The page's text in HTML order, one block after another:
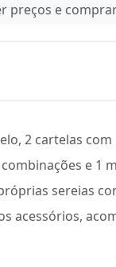
preços e
2 cartelas com
e 1
sereias
acessórios,